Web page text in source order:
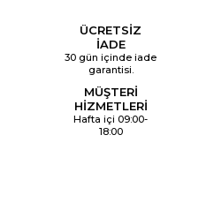
ÜCRETSİZ
İADE
30 gün içinde iade
garantisi.
MÜŞTERİ
HİZMETLERİ
Hafta içi 09:00-
18:00